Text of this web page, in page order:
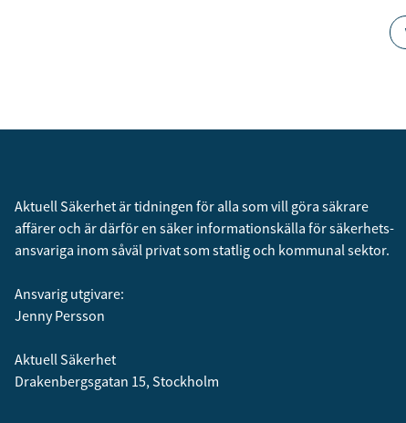
Aktuell Säkerhet är tidningen för alla som vill göra säkrare
affärer och är därför en säker informationskälla för säkerhets­
ansvariga inom såväl privat som statlig och kommunal sektor.
Ansvarig utgivare:
Jenny Persson
Aktuell Säkerhet
Drakenbergsgatan 15, Stockholm